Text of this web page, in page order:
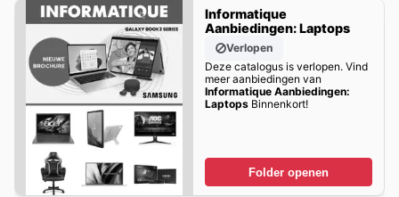
Informatique
Aanbiedingen: Laptops
Verlopen
Deze catalogus is verlopen. Vind
meer aanbiedingen van
Informatique Aanbiedingen:
LaptopsBinnenkort!
Folder openen